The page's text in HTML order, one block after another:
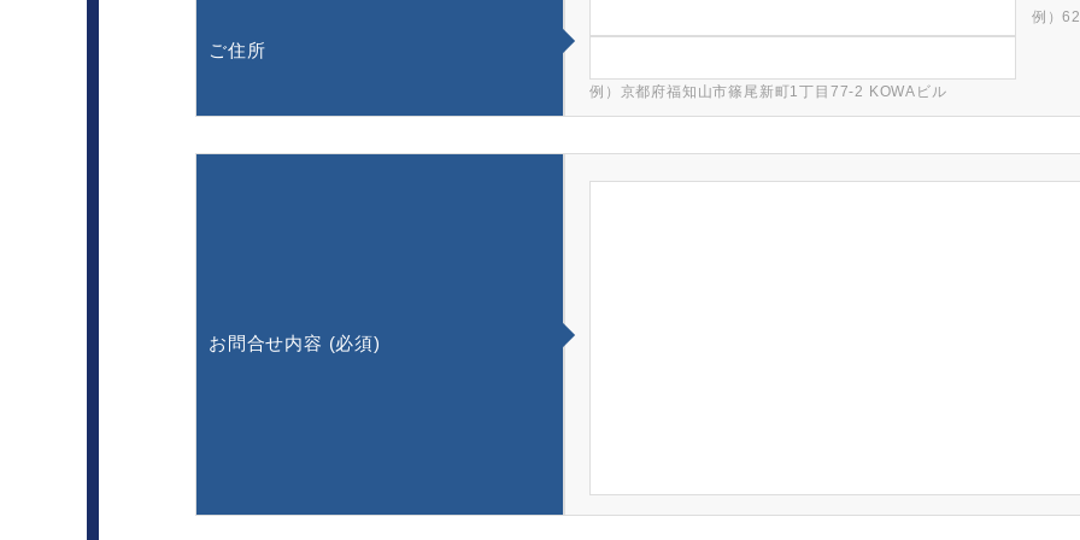
ご住所
例）
例）京都府福知山市篠尾新町1丁目77-2 KOWAビル
お問合せ内容 (必須)